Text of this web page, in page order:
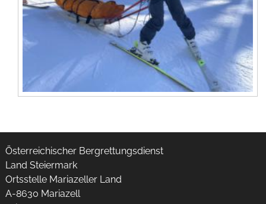
Österreichischer Bergrettungsdienst
Land Steiermark
Ortsstelle Mariazeller Land
A-8630 Mariazell